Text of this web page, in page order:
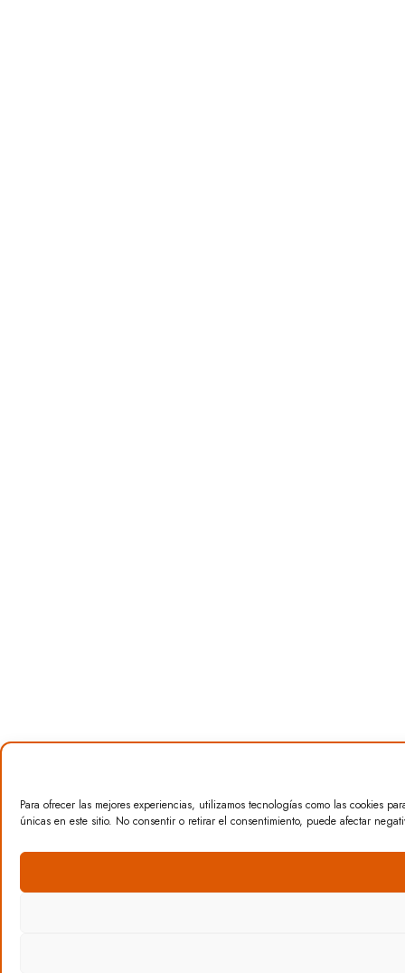
Para ofrecer las mejores experiencias, utilizamos tecnologías como las cookies
únicas en este sitio. No consentir o retirar el consentimiento, puede afectar